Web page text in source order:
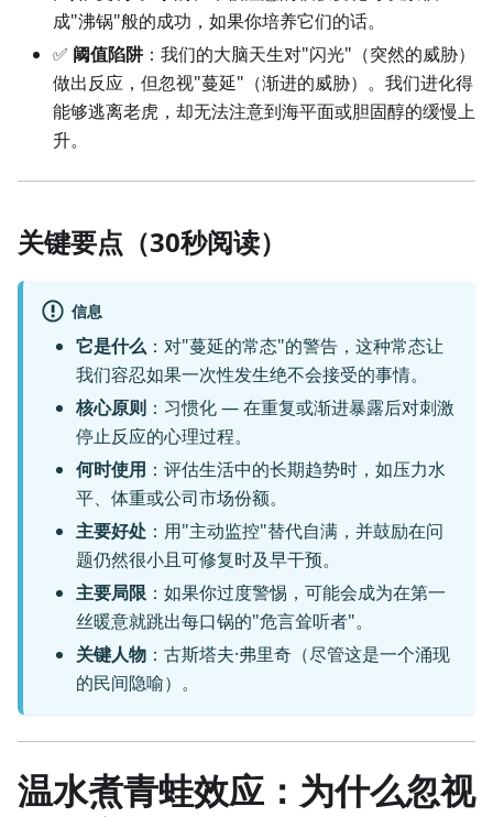
成"沸锅"般的成功，如果你培养它们的话。
✅ 阈值陷阱：我们的大脑天生对"闪光"（突然的威胁）
做出反应，但忽视"蔓延"（渐进的威胁）。我们进化得
能够逃离老虎，却无法注意到海平面或胆固醇的缓慢上
升。
关键要点（30秒阅读）
信息
它是什么 ：对"蔓延的常态"的警告，这种常态让
我们容忍如果一次性发生绝不会接受的事情。
核心原则 ：习惯化 — 在重复或渐进暴露后对刺激
停止反应的心理过程。
何时使用 ：评估生活中的长期趋势时，如压力水
平、体重或公司市场份额。
主要好处 ：用"主动监控"替代自满，并鼓励在问
题仍然很小且可修复时及早干预。
主要局限 ：如果你过度警惕，可能会成为在第一
丝暖意就跳出每口锅的"危言耸听者"。
关键人物 ：古斯塔夫·弗里奇（尽管这是一个涌现
的民间隐喻）。
温水煮青蛙效应：为什么忽视